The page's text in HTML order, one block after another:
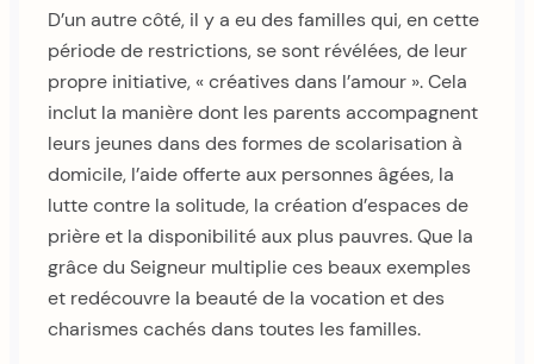
D’un autre côté, il y a eu des familles qui, en cette
période de restrictions, se sont révélées, de leur
propre initiative, « créatives dans l’amour ». Cela
inclut la manière dont les parents accompagnent
leurs jeunes dans des formes de scolarisation à
domicile, l’aide offerte aux personnes âgées, la
lutte contre la solitude, la création d’espaces de
prière et la disponibilité aux plus pauvres. Que la
grâce du Seigneur multiplie ces beaux exemples
et redécouvre la beauté de la vocation et des
charismes cachés dans toutes les familles.